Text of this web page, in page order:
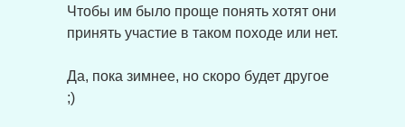
Чтобы им было проще понять хотят они
принять участие в таком походе или нет.
Да, пока зимнее, но скоро будет другое
;)